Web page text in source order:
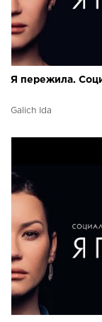
Я пережила.
Galich Ida